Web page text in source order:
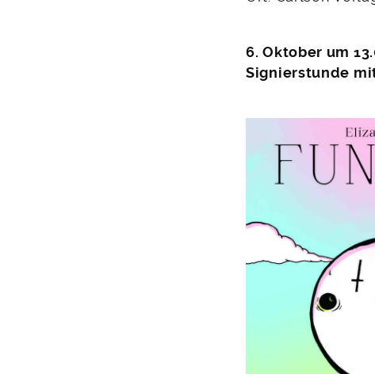
6. Oktober um
Signierstunde